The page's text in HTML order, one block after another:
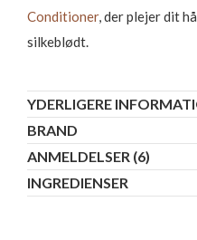
Conditioner, der plejer dit
silkeblødt.
YDERLIGERE
BRAND
ANMELDELSER (6)
INGREDIENSER